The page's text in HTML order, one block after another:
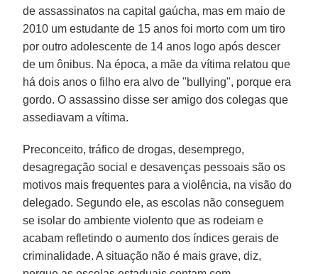
de assassinatos na capital gaúcha, mas em maio de
2010 um estudante de 15 anos foi morto com um tiro
por outro adolescente de 14 anos logo após descer
de um ônibus. Na época, a mãe da vítima relatou que
há dois anos o filho era alvo de "bullying", porque era
gordo. O assassino disse ser amigo dos colegas que
assediavam a vítima.
Preconceito, tráfico de drogas, desemprego,
desagregação social e desavenças pessoais são os
motivos mais frequentes para a violência, na visão do
delegado. Segundo ele, as escolas não conseguem
se isolar do ambiente violento que as rodeiam e
acabam refletindo o aumento dos índices gerais de
criminalidade. A situação não é mais grave, diz,